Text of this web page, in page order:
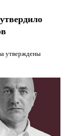
утверждены